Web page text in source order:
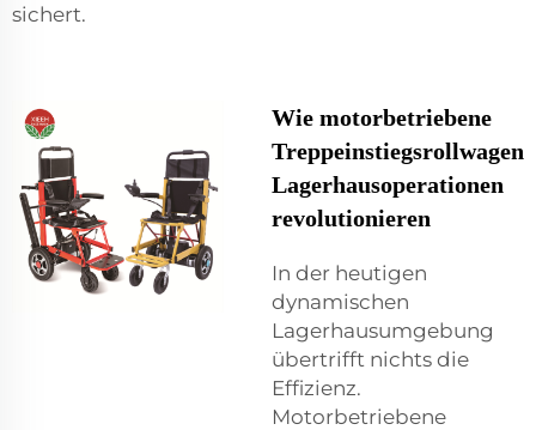
sichert.
Wie motorbetriebene
Treppeinstiegsrollwagen
Lagerhausoperationen
revolutionieren
In der heutigen
dynamischen
Lagerhausumgebung
übertrifft nichts die
Effizienz.
Motorbetriebene